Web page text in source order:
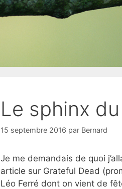
Le sphinx
15 septembre 2016 par Bernard
Je me demandais de quoi
article sur Grateful Dead
Léo Ferré dont on vient de